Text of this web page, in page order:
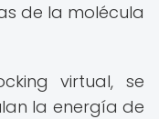
de la molécula
virtual, se
la energía de